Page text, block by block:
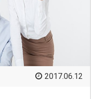
2017.06.12